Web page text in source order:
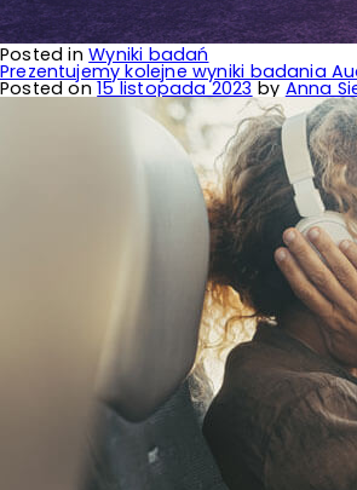
Posted inWyniki badań
Prezentujemy kolejne wyniki badania
Posted on15 listopada 2023byAnna